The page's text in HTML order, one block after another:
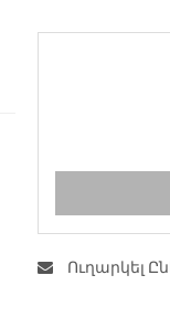
Ուղարկել